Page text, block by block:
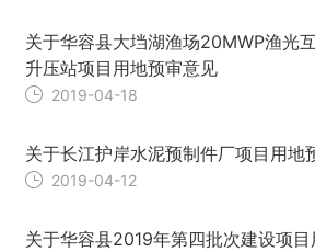
关于华容县大垱湖渔场20MWP渔光
升压站项目用地预审意见
2019-04-18
关于长江护岸水泥预制件厂项目用地
2019-04-12
关于华容县2019年第四批次建设项